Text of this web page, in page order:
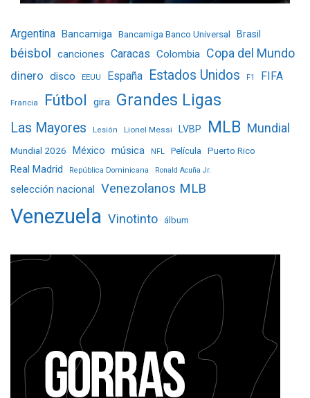
Argentina Bancamiga Bancamiga Banco Universal Brasil
béisbol canciones Caracas Colombia Copa del Mundo
dinero disco EEUU España Estados Unidos F1 FIFA
Francia Fútbol gira Grandes Ligas
Las Mayores Lesión Lionel Messi LVBP MLB Mundial
Mundial 2026 México música NFL Película Puerto Rico
Real Madrid República Dominicana Ronald Acuña Jr.
selección nacional Venezolanos MLB
Venezuela Vinotinto álbum